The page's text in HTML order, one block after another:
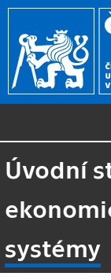
Úvodní
systémy